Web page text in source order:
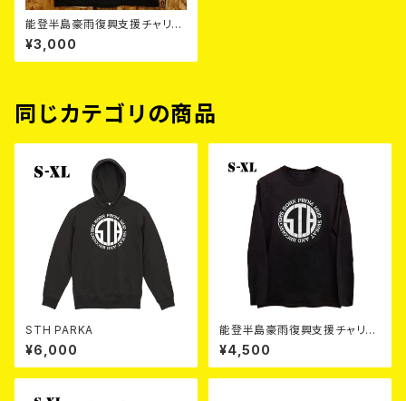
能登半島豪雨復興支援チャリテ
ィーTシャツ
¥3,000
同じカテゴリの商品
STH PARKA
¥6,000
能登半島豪雨復興支援チャリテ
ィーTシャツ（ブラック：S～XL）
¥4,500